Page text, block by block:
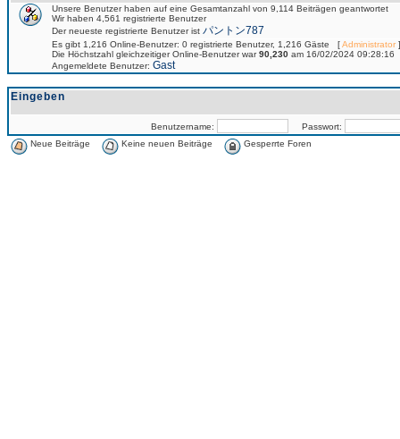
Unsere Benutzer haben auf eine Gesamtanzahl von 9,114 Beiträgen geantwortet
Wir haben 4,561 registrierte Benutzer
Der neueste registrierte Benutzer ist パントン787
Es gibt 1,216 Online-Benutzer: 0 registrierte Benutzer, 1,216 Gäste [Administrator
Die Höchstzahl gleichzeitiger Online-Benutzer war90,230 am 16/02/2024 09:28:16
Angemeldete Benutzer: Gast
Eingeben
Benutzername:
Passwort:
Neue Beiträge
Keine neuen Beiträge Gesperrte Foren